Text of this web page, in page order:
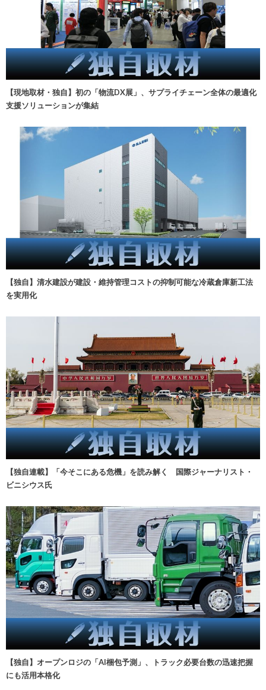
【現地取材・独自】初の「物流DX展」、サプライチェーン全体の最適化
支援ソリューションが集結
【独自】清水建設が建設・維持管理コストの抑制可能な冷蔵倉庫新工法
を実用化
【独自連載】「今そこにある危機」を読み解く 国際ジャーナリスト・
ビニシウス氏
【独自】オープンロジの「AI梱包予測」、トラック必要台数の迅速把握
にも活用本格化